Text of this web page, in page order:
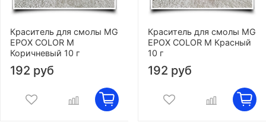
Краситель для смолы MG
EPOX COLOR M
Коричневый 10 г
192 руб
Краситель для смолы MG
EPOX COLOR M Красный
10 г
192 руб